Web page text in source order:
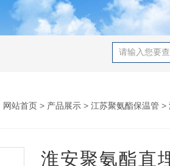
网站首页 > 产品展示 > 江苏聚氨酯保温管 >
淮安聚氨酯直